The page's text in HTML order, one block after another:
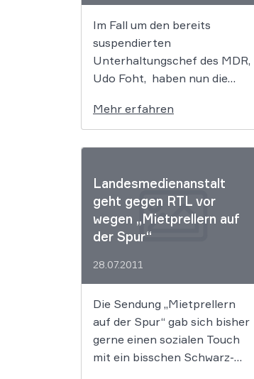
Im Fall um den bereits
suspendierten
Unterhaltungschef des MDR,
Udo Foht, haben nun die
Verstöße gegen interne
Richtlinien und Fälle des
Amtsmissbrauchs
den Vorgang vorbehaltlos,
sachgerecht und transparent
aufklären. An Spekulationen
und Vorverurteilungen
Thärichen. Mit […]
Mehr erfahren
Landesmedienanstalt
geht gegen RTL vor
wegen „Mietprellern auf
der Spur“
28.07.2011
Die Sendung „Mietprellern
auf der Spur“ gab sich bisher
gerne einen sozialen Touch
mit ein bisschen Schwarz-